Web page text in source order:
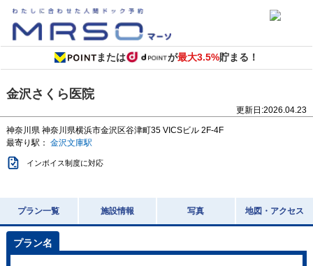
または が最大3.5%貯まる！
金沢さくら医院
更新日:2026.04.23
神奈川県 神奈川県横浜市金沢区谷津町35 VICSビル 2F-4F
最寄り駅： 金沢文庫駅
インボイス制度に対応
プラン一覧 施設情報 写真 地図・アクセス